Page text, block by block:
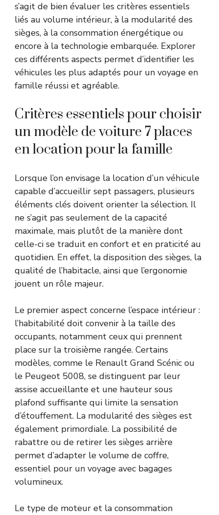
s’agit de bien évaluer les critères essentiels
liés au volume intérieur, à la modularité des
sièges, à la consommation énergétique ou
encore à la technologie embarquée. Explorer
ces différents aspects permet d’identifier les
véhicules les plus adaptés pour un voyage en
famille réussi et agréable.
Critères essentiels pour choisir
un modèle de voiture 7 places
en location pour la famille
Lorsque l’on envisage la location d’un véhicule
capable d’accueillir sept passagers, plusieurs
éléments clés doivent orienter la sélection. Il
ne s’agit pas seulement de la capacité
maximale, mais plutôt de la manière dont
celle-ci se traduit en confort et en praticité au
quotidien. En effet, la disposition des sièges, la
qualité de l’habitacle, ainsi que l’ergonomie
jouent un rôle majeur.
Le premier aspect concerne l’espace intérieur :
l’habitabilité doit convenir à la taille des
occupants, notamment ceux qui prennent
place sur la troisième rangée. Certains
modèles, comme le Renault Grand Scénic ou
le Peugeot 5008, se distinguent par leur
assise accueillante et une hauteur sous
plafond suffisante qui limite la sensation
d’étouffement. La modularité des sièges est
également primordiale. La possibilité de
rabattre ou de retirer les sièges arrière
permet d’adapter le volume de coffre,
essentiel pour un voyage avec bagages
volumineux.
Le type de moteur et la consommation